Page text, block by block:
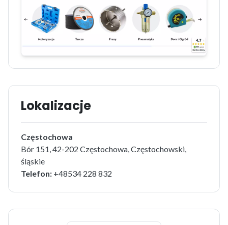
Lokalizacje
Częstochowa
Bór 151, 42-202 Częstochowa, Częstochowski,
śląskie
Telefon: +48534 228 832